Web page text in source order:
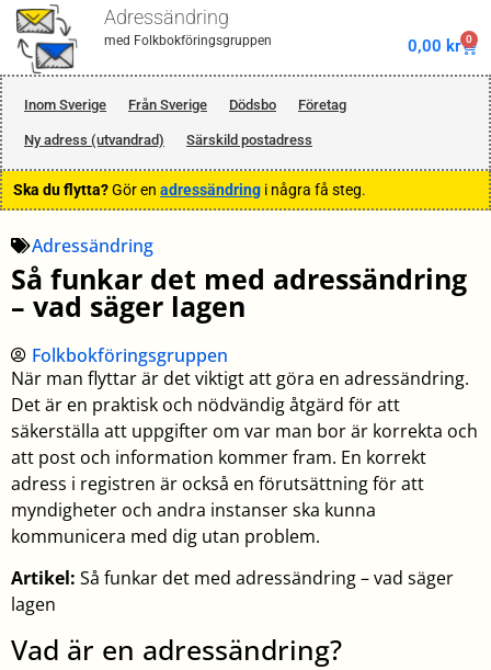
Adressändring
med Folkbokföringsgruppen 0,00 kr 0
Inom Sverige Från Sverige Dödsbo Företag
Ny adress (utvandrad) Särskild postadress
Ska du flytta?Gör en adressändring i några få steg.
Adressändring
Så funkar det med adressändring
– vad säger lagen
Folkbokföringsgruppen
När man flyttar är det viktigt att göra en adressändring.
Det är en praktisk och nödvändig åtgärd för att
säkerställa att uppgifter om var man bor är korrekta och
att post och information kommer fram. En korrekt
adress i registren är också en förutsättning för att
myndigheter och andra instanser ska kunna
kommunicera med dig utan problem.
Artikel: Så funkar det med adressändring – vad säger
lagen
Vad är en adressändring?